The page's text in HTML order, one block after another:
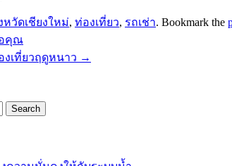
หวัดเชียงใหม่, ท่องเที่ยว, รถเช่า. Bookmark the
อคุณ
งเที่ยวฤดูหนาว →